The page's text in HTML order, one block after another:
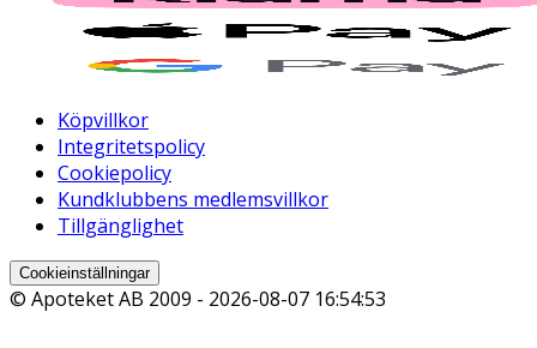
Köpvillkor
Integritetspolicy
Cookiepolicy
Kundklubbens medlemsvillkor
Tillgänglighet
Cookieinställningar
© Apoteket AB 2009 - 2026-08-07 16:54:53